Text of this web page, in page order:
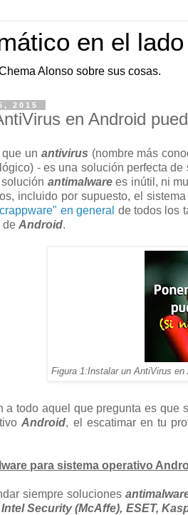
en el
Alonso sobre sus cosas.
2015
en Android
un antivirus (nombre más
- es una solución perfecta
antimalwarees inútil, ni
incluido por supuesto, el
en general de todos los
de Android.
Figura 1:Instalar un AntiVirus
a todo aquel que pregunta es que
Android, el escatimar en tu
para sistema operativo
siempre soluciones
Intel Security (McAffe), ESET,